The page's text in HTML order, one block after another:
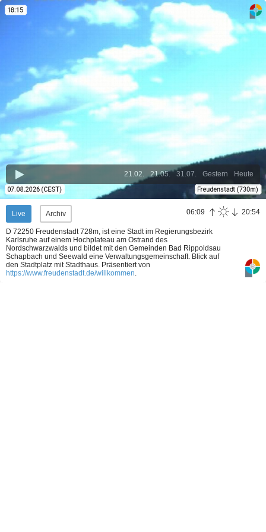
Heute
Gestern
31.07.
21.05.
21.02.
Live Archiv 06:09 20:54
D 72250 Freudenstadt 728m, ist eine Stadt im Regierungsbezirk
Karlsruhe auf einem Hochplateau am Ostrand des
Nordschwarzwalds und bildet mit den Gemeinden Bad Rippoldsau
Schapbach und Seewald eine Verwaltungsgemeinschaft. Blick auf
den Stadtplatz mit Stadthaus. Präsentiert von
https://www.freudenstadt.de/willkommen.